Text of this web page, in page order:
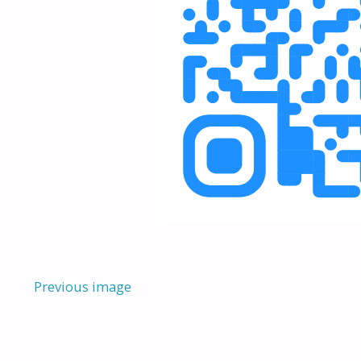
Previous image